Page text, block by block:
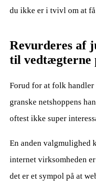
du ikke er i tvivl om at
Revurderes af
til vedtægterne
Forud for at folk handler
granske netshoppens
oftest ikke super
En anden valgmulighed
internet virksomheden
det er et sympol på at